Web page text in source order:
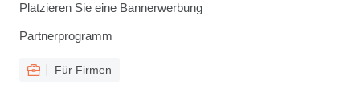
Platzieren Sie eine Bannerwerbung
Partnerprogramm
Für Firmen